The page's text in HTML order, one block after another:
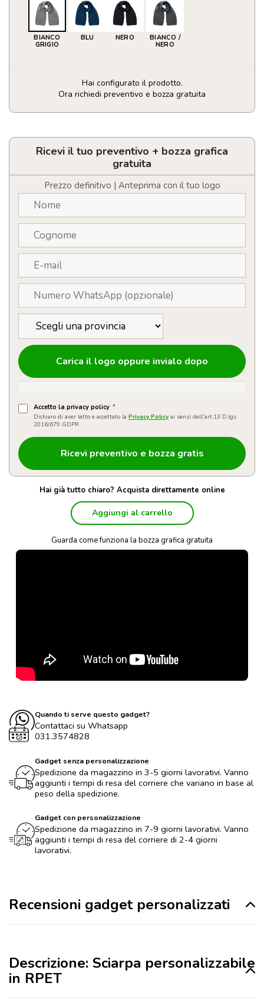
BIANCO
GRIGIO
BLU NERO
BIANCO /
NERO
Hai configurato il prodotto.
Ora richiedi preventivo e bozza gratuita
Sciarpa
in
Ricevi il tuo preventivo + bozza grafica
gratuita
Prezzo definitivo | Anteprima con il tuo logo
Carica il logo oppure invialo dopo
Accetto la privacy policy *
Dichiaro di aver letto e accettato la Privacy Policy ai sensi dell'art.13 D.lgs
2016/679 GDPR
Hai già tutto chiaro? Acquista direttamente online
Aggiungi al carrello
Guarda come funziona la bozza grafica gratuita
Quando ti serve questo gadget?
Contattaci su Whatsapp
031.3574828
Gadget senza personalizzazione
Spedizione da magazzino in 3-5 giorni lavorativi. Vanno
aggiunti i tempi di resa del corriere che variano in base al
peso della spedizione.
Gadget con personalizzazione
Spedizione da magazzino in 7-9 giorni lavorativi. Vanno
aggiunti i tempi di resa del corriere di 2-4 giorni
lavorativi.
Recensioni gadget personalizzati
Descrizione: Sciarpa personalizzabile
in RPET